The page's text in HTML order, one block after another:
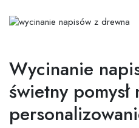
Wycinanie
świetny pomysł